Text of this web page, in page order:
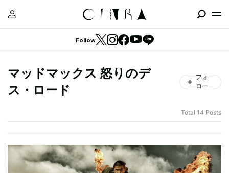
Follow
マッドマックス 怒りのデ
ス・ロード
フォ
ロー
Total 14 Posts